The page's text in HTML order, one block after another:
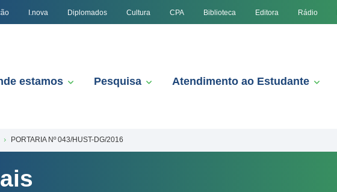
I.nova Diplomados Cultura CPA Biblioteca Editora Rádio
estamos Pesquisa Atendimento ao Estudante
PORTARIA Nº 043/HUST-DG/2016